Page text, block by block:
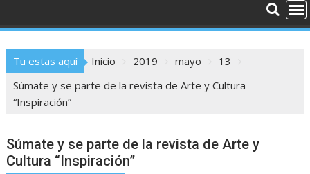
Tu estas aquí Inicio 2019 mayo
13
Súmate y se parte de la revista de Arte y Cultura
“Inspiración”
Súmate y se parte de la revista de Arte y
Cultura “Inspiración”